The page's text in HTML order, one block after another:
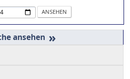
»